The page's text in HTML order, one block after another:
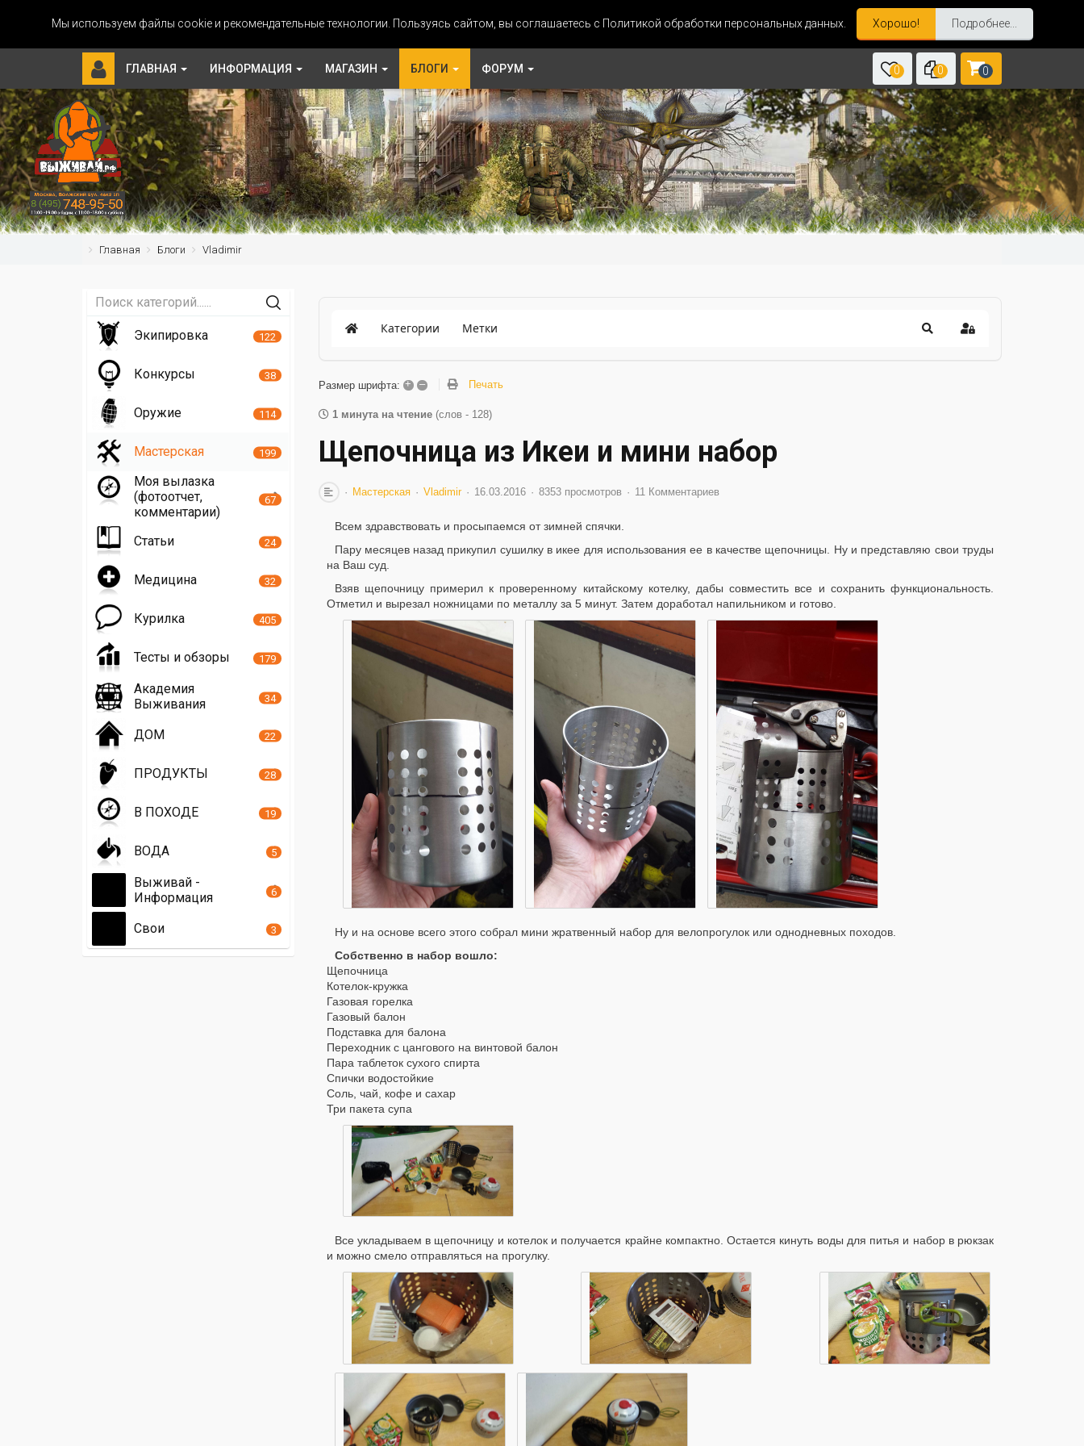
Мы используем файлы cookie и рекомендательные технологии. Пользуясь сайтом, вы соглашаетесь с Политикой обработки персональных данных. Хорошо! Подробнее...
ГЛАВНАЯ ИНФОРМАЦИЯ МАГАЗИН БЛОГИ ФОРУМ 0 0 0
Главная Блоги Vladimir
Категории Метки
Размер шрифта: + – Печать
1 минута на чтение (слов - 128)
Щепочница из Икеи и мини набор
Мастерская Vladimir 16.03.2016 8353 просмотров 11 Комментариев
Всем здравствовать и просыпаемся от зимней спячки.
Пару месяцев назад прикупил сушилку в икее для использования ее в качестве щепочницы. Ну и представляю свои труды
на Ваш суд.
Взяв щепочницу примерил к проверенному китайскому котелку, дабы совместить все и сохранить функциональность.
Отметил и вырезал ножницами по металлу за 5 минут. Затем доработал напильником и готово.
Ну и на основе всего этого собрал мини жратвенный набор для велопрогулок или однодневных походов.
Собственно в набор вошло:
Щепочница
Котелок-кружка
Газовая горелка
Газовый балон
Подставка для балона
Переходник с цангового на винтовой балон
Пара таблеток сухого спирта
Спички водостойкие
Соль, чай, кофе и сахар
Три пакета супа
Все укладываем в щепочницу и котелок и получается крайне компактно. Остается кинуть воды для питья и набор в рюкзак
и можно смело отправляться на прогулку.
Экипировка 122
Конкурсы 38
Оружие 114
Мастерская 199
Моя вылазка
(фотоотчет,
комментарии)
67
Статьи 24
Медицина 32
Курилка 405
Тесты и обзоры 179
Академия
Выживания
34
ДОМ 22
ПРОДУКТЫ 28
В ПОХОДЕ 19
ВОДА 5
Выживай -
Информация
6
Свои 3